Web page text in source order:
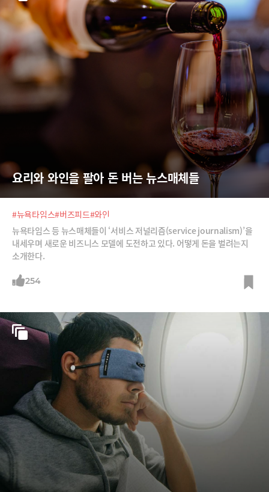
요리와 와인을 팔아 돈 버는 뉴스매체들
#뉴욕타임스#버즈피드#와인
뉴욕타임스 등 뉴스매체들이 ‘서비스 저널리즘(service journalism)’을
내세우며 새로운 비즈니스 모델에 도전하고 있다. 어떻게 돈을 벌려는지
소개한다.
254